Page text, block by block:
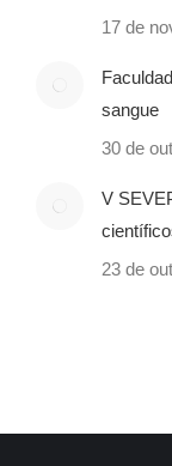
17 de
sangue
30 de
V
23 de